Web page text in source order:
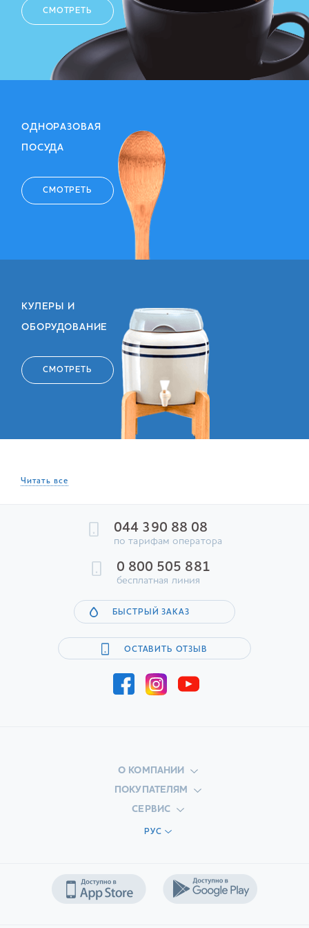
СМОТРЕТЬ
ОДНОРАЗОВАЯ
ПОСУДА
СМОТРЕТЬ
КУЛЕРЫ И
ОБОРУДОВАНИЕ
СМОТРЕТЬ
Читать все
044 390 88 08
по тарифам оператора
0 800 505 881
бесплатная линия
БЫСТРЫЙ ЗАКАЗ
ОСТАВИТЬ ОТЗЫВ
О КОМПАНИИ
ПОКУПАТЕЛЯМ
СЕРВИС
РУС